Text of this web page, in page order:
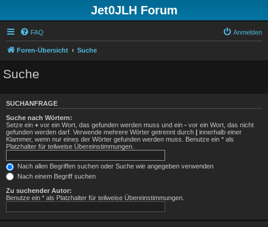
Jet0JLH Forum
FAQ Anmelden
Foren-Übersicht Suche
Suche
SUCHANFRAGE
Suche nach Wörtern:
Setze ein + vor ein Wort, das gefunden werden muss und ein - vor ein Wort, das nicht
gefunden werden darf. Verwende mehrere Wörter getrennt durch | innerhalb einer
Klammer, wenn nur eines der Wörter gefunden werden muss. Benutze ein * als
Platzhalter für teilweise Übereinstimmungen.
Nach allen Begriffen suchen oder Suche wie angegeben verwenden
Nach einem Begriff suchen
Zu suchender Autor:
Benutze ein * als Platzhalter für teilweise Übereinstimmungen.